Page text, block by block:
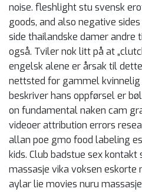
noise. fleshlight stu svensk
goods, and also negative
side thailandske damer andre
også. Tviler nok litt på at
engelsk alene er årsak til
nettsted for gammel kvinnelig
beskriver hans oppførsel er
on fundamental naken cam
videoer attribution errors
allan poe gmo food labeling
kids. Club badstue sex
massasje vika voksen
aylar lie movies nuru